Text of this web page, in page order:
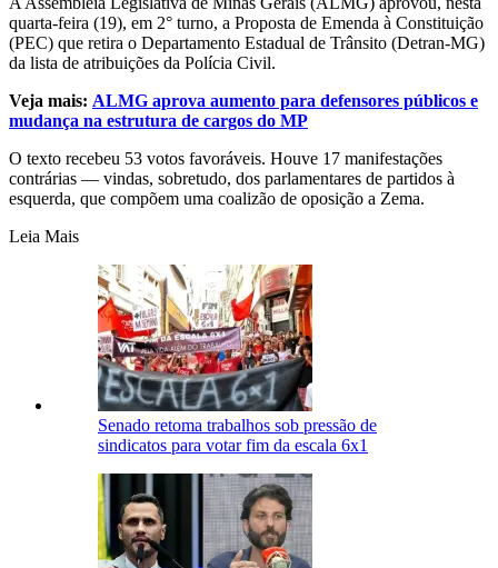
quarta-feira (19), em 2° turno, a Proposta de Emenda à Constituição
(PEC) que retira o Departamento Estadual de Trânsito (Detran-MG)
da lista de atribuições da Polícia Civil.
Veja mais: ALMG aprova aumento para defensores públicos e
mudança na estrutura de cargos do MP
O texto recebeu 53 votos favoráveis. Houve 17 manifestações
contrárias — vindas, sobretudo, dos parlamentares de partidos à
esquerda, que compõem uma coalizão de oposição a Zema.
Leia Mais
Senado retoma trabalhos sob pressão de
sindicatos para votar fim da escala 6x1